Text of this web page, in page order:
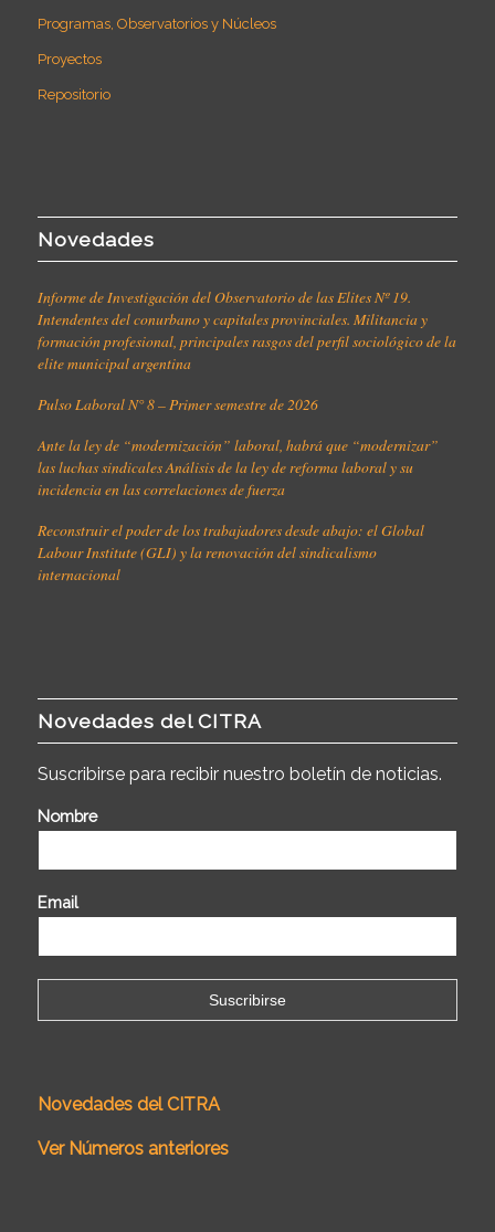
Programas, Observatorios y Núcleos
Proyectos
Repositorio
Novedades
Informe de Investigación del Observatorio de las Elites Nº 19.
Intendentes del conurbano y capitales provinciales. Militancia y
formación profesional, principales rasgos del perfil sociológico de la
elite municipal argentina
Pulso Laboral N° 8 – Primer semestre de 2026
Ante la ley de “modernización” laboral, habrá que “modernizar”
las luchas sindicales Análisis de la ley de reforma laboral y su
incidencia en las correlaciones de fuerza
Reconstruir el poder de los trabajadores desde abajo: el Global
Labour Institute (GLI) y la renovación del sindicalismo
internacional
Novedades del CITRA
Suscribirse para recibir nuestro boletín de noticias.
Nombre
Email
Novedades del CITRA
Ver Números anteriores